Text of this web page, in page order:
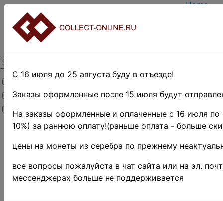
Товары со скидкой
Товары в наличии
Новинки
Home
TERMS
Home»
Coins»
Иностранные
монеты»
Europe» Great
С 16 июля до 25 августа буду в отъезде!
Заказы оформленные после 15 июля будут
На заказы оформленные и оплаченные с 16 июля по
10%) за раннюю оплату!(раньше оплата - больше
цены на монеты из серебра по прежнему
все вопросы пожалуйста в чат сайта или на эл.
мессенджерах больше не поддерживается